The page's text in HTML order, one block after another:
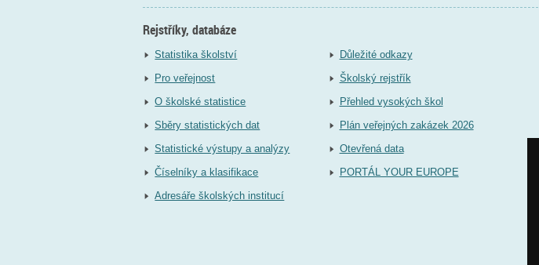
Rejstříky, databáze
Statistika školství
Pro veřejnost
O školské statistice
Sběry statistických dat
Statistické výstupy a analýzy
Číselníky a klasifikace
Adresáře školských institucí
Důležité odkazy
Školský rejstřík
Přehled vysokých škol
Plán veřejných zakázek 2026
Otevřená data
PORTÁL YOUR EUROPE